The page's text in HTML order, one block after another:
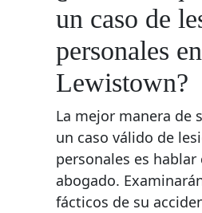
un caso de
personales en
Lewistown?
La mejor manera de
un caso válido de
personales es hablar
abogado.
fácticos de su